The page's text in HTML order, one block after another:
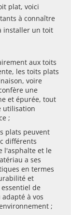
plat, voici
à connaître
installer un toit
aux toits
les toits plats
voire
une
et épurée, tout
utilisation
;
plats peuvent
différents
l'asphalte et le
a ses
en termes
et
de
à vos
;